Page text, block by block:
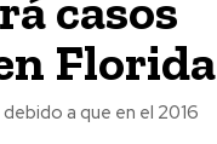
Florida
a que en el 2016